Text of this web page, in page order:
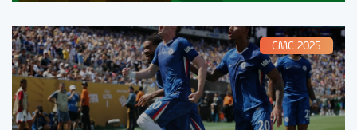
CMC 2025